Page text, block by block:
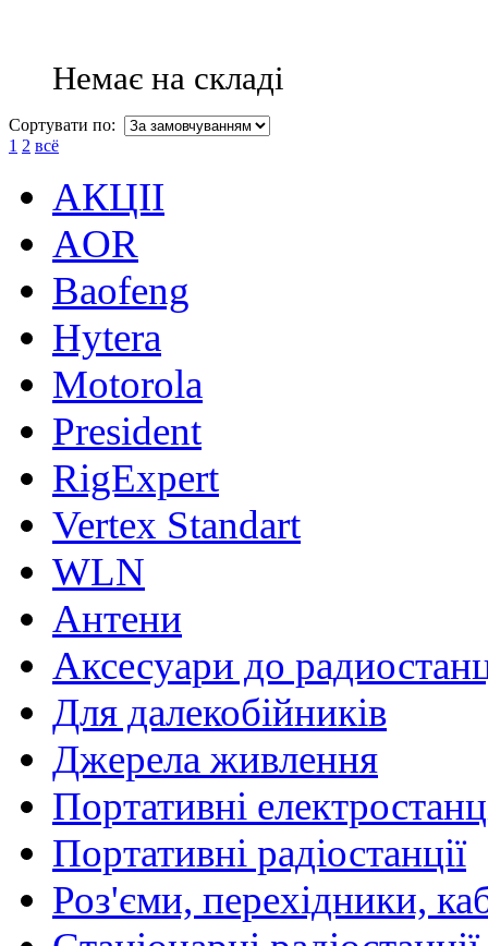
Немає на складі
Сортувати по:
1 2 всё
АКЦІІ
AOR
Baofeng
Hytera
Motorola
President
RigExpert
Vertex Standart
WLN
Антени
Аксесуари до
Для далекобійників
Джерела живлення
Портативні
Портативні радіостанції
Роз'єми, перехідники,